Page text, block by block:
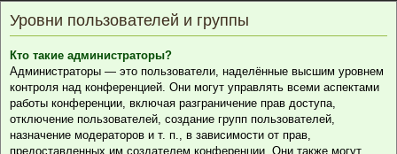
Уровни пользователей и группы
Кто такие администраторы?
Администраторы — это пользователи, наделённые высшим уровнем
контроля над конференцией. Они могут управлять всеми аспектами
работы конференции, включая разграничение прав доступа,
отключение пользователей, создание групп пользователей,
назначение модераторов и т. п., в зависимости от прав,
предоставленных им создателем конференции. Они также могут